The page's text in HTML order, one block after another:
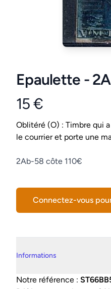
Epaulette -
Product information
15 €
Conditions
Oblitéré (O) : Timbre qui
le courrier et porte une
Description
2Ab-58 côte 110€
Connectez-vous
Informations
Notre référence :